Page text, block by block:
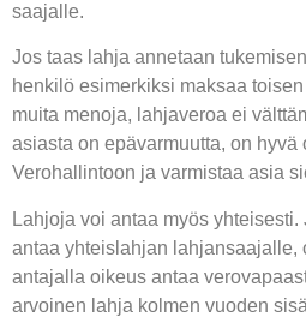
saajalle.
Jos taas lahja annetaan
henkilö esimerkiksi maksaa
muita menoja, lahjaveroa ei
asiasta on epävarmuutta, on hyvä
Verohallintoon ja varmistaa asia
Lahjoja voi antaa myös
antaa yhteislahjan lahjansaajalle,
antajalla oikeus antaa
arvoinen lahja kolmen vuoden